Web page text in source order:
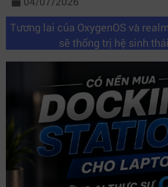
Tương lai của OxygenOS và
sẽ thống trị hệ sinh